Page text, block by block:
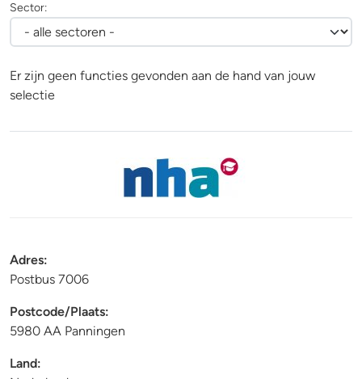
Sector:
Er zijn geen functies gevonden aan de hand van jouw
selectie
Adres:
Postbus 7006
Postcode/Plaats:
5980 AA Panningen
Land: